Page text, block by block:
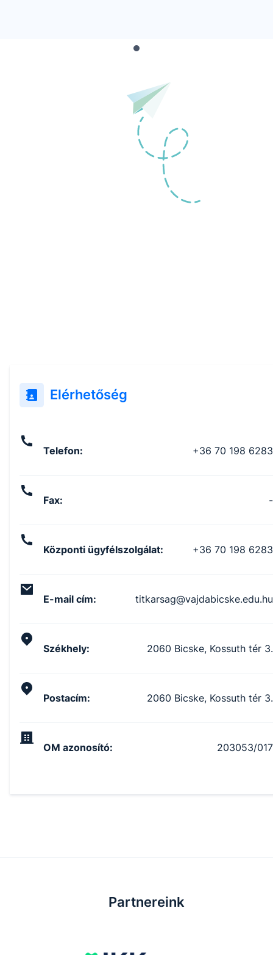
Elérhetőség
Telefon: +36 70 198 6283
Fax: -
Központi ügyfélszolgálat: +36 70 198 6283
E-mail cím: titkarsag@vajdabicske.edu.hu
Székhely: 2060 Bicske, Kossuth tér 3.
Postacím: 2060 Bicske, Kossuth tér 3.
OM azonosító: 203053/017
Partnereink